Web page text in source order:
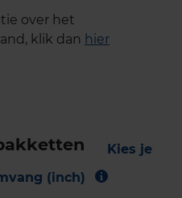
over het
klik dan hier
Kies je
(inch)